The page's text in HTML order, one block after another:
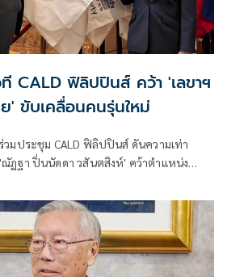
CALD ฟิลิปปินส์ คว้า 'เลขาฯ
ย' ขับเคลื่อนคนรุ่นใหม่
มประชุม CALD ฟิลิปปินส์ ดันความเท่า
ฏฐา ปิ่นนัดดา วสันตสิงห์' คว้าตำแหน่ง